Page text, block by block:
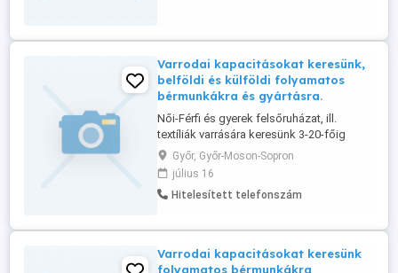
Varrodai kapacitásokat keresünk,
belföldi és külföldi folyamatos
bérmunkákra és gyártásra.
Női-Férfi és gyerek felsőruházat, ill.
textíliák varrására keresünk 3-20-főig
varrodákat. Várjuk gyártók és
árukészlettel rendelkező Nagykerek
jelentkezését is. Ha külföldi piacot keres,
akkor abban is segítségére tudunk lenni,
munkákról a web oldalunkon található, ...
Győr, Győr-Moson-Sopron
július 16
Hitelesített telefonszám
Varrodai kapacitásokat keresünk
folyamatos bérmunkákra